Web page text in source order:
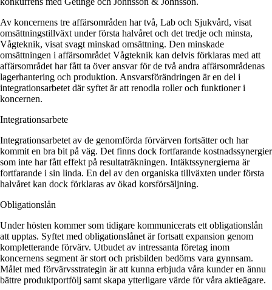
Av koncernens tre affärsområden har två, Lab och Sjukvård, visat
omsättningstillväxt under första halvåret och det tredje och minsta,
Vågteknik, visat svagt minskad omsättning. Den minskade
omsättningen i affärsområdet Vågteknik kan delvis förklaras med att
affärs­området har fått ta över ansvar för de två andra affärsområdenas
lagerhantering och produktion. Ansvarsförändringen är en del i
integrations­arbetet där syftet är att renodla roller och funktioner i
koncernen.
Integrationsarbete
Integrationsarbetet av de genomförda förvärven fortsätter och har
kommit en bra bit på väg. Det finns dock fortfarande kostnadssynergier
som inte har fått effekt på resultaträkningen. Intäkts­synergierna är
fortfarande i sin linda. En del av den organiska tillväxten under första
halvåret kan dock förklaras av ökad korsförsäljning.
Obligationslån
Under hösten kommer som tidigare kommuni­cerats ett obligationslån
att upptas. Syftet med obligationslånet är fortsatt expansion genom
kompletterande förvärv. Utbudet av intressanta företag inom
koncernens segment är stort och prisbilden bedöms vara gynnsam.
Målet med förvärvs­strategin är att kunna erbjuda våra kunder en ännu
bättre produktportfölj samt skapa ytterligare värde för våra aktieägare.